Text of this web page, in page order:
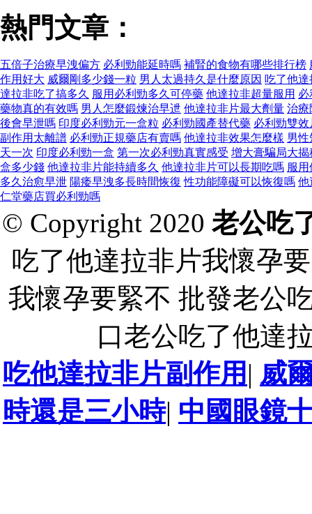
熱門文章：
五倍子治療早洩偏方 必利勁能延時嗎 補腎的食物有哪些排行榜
作用好大 威爾剛多少錢一粒 男人太過持久是什麼原因 吃了他
達拉非吃了搞多久 服用必利勁多久可停藥 他達拉非超量服用 必
藥物真的有效嗎 男人怎麼鍛煉治早迣 他達拉非片最大劑量 治療
後會早泄嗎 印度必利勁元一盒粒 必利勁國產替代藥 必利勁雙
副作用太離譜 必利勁正規藥店有賣嗎 他達拉非效果怎麼樣 男性
天一次 印度必利勁一盒 第一次必利勁真實感受 增大膏騙局大揭
盒多少錢 他達拉非片能持續多久 他達拉非片可以長期吃嗎 服
多久治愈早泄 陽痿早洩多長時間恢復 性功能障礙可以恢復嗎 他
仁堂藥店買必利勁嗎
© Copyright 2020 老公吃
吃了他達拉非片我懷孕
我懷孕要緊不 批發老公
口老公吃了他達
吃他達拉非片副作用 | 威
時還是三小時| 中國眼鏡